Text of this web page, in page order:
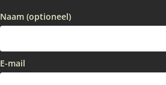
Naam (optioneel)
E-mail